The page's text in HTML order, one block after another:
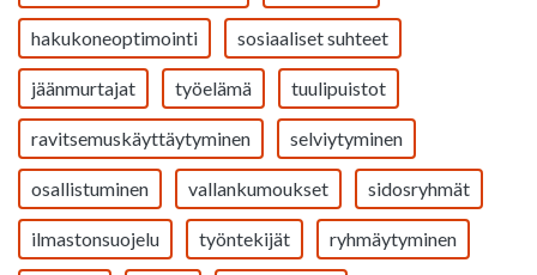
hakukoneoptimointi sosiaaliset suhteet
jäänmurtajat työelämä tuulipuistot
ravitsemuskäyttäytyminen selviytyminen
osallistuminen vallankumoukset sidosryhmät
ilmastonsuojelu työntekijät ryhmäytyminen